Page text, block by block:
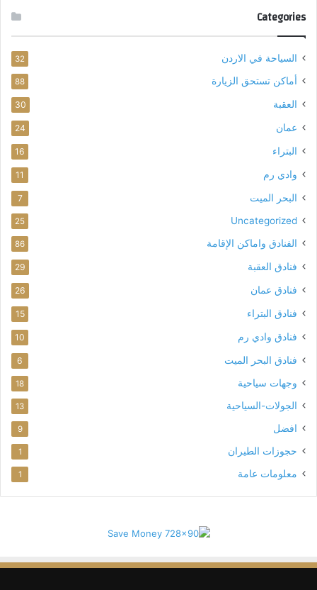
Categories
السياحة في الاردن 32
أماكن تستحق الزيارة 88
العقبة 30
عمان 24
البتراء 16
وادي رم 11
البحر الميت 7
Uncategorized
25
الفنادق واماكن الإقامة 86
فنادق العقبة 29
فنادق عمان 26
فنادق البتراء 15
فنادق وادي رم 10
فنادق البحر الميت 6
وجهات سياحية 18
الجولات-السياحية 13
افضل 9
حجوزات الطيران 1
معلومات عامة 1